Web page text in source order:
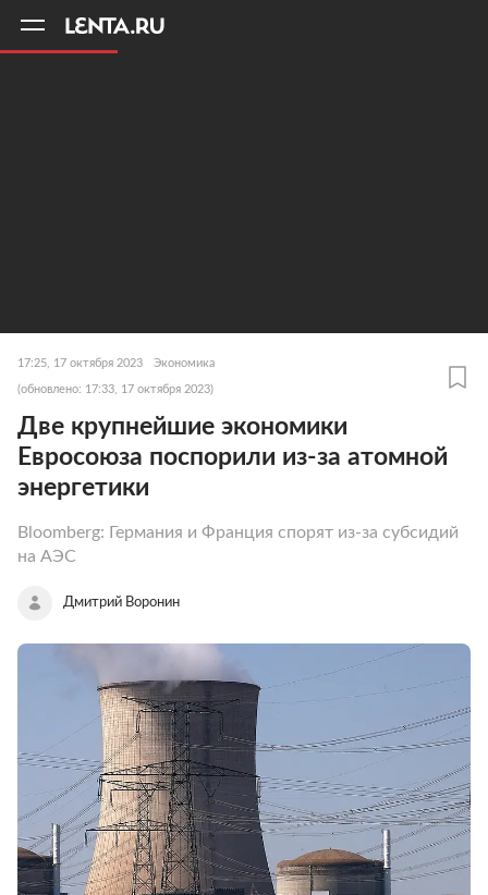
17:25, 17 октября 2023 Экономика
(обновлено: 17:33, 17 октября 2023)
Две крупнейшие экономики
Евросоюза поспорили из-за атомной
энергетики
Bloomberg: Германия и Франция спорят из-за субсидий
на АЭС
Дмитрий Воронин